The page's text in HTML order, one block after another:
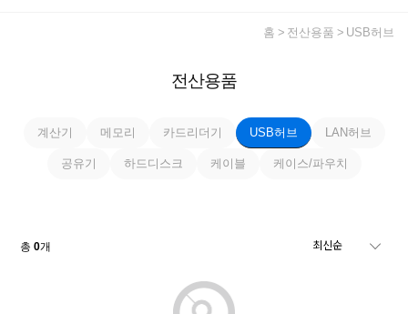
홈 전산용품 USB허브
전산용품
계산기 메모리 카드리더기 USB허브 LAN허브
공유기 하드디스크 케이블 케이스/파우치
총0개